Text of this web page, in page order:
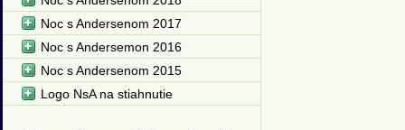
Noc s Andersenom 2017
Noc s Andersemon 2016
Noc s Andersenom 2015
Logo NsA na stiahnutie